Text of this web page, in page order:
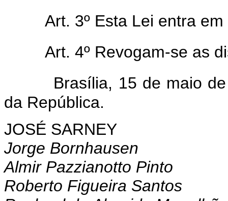
Art. 3º Esta Lei entra
Art. 4º Revogam-se as
Brasília, 15 de maio
da República.
JOSÉ SARNEY
Jorge Bornhausen
Almir Pazzianotto Pinto
Roberto Figueira Santos